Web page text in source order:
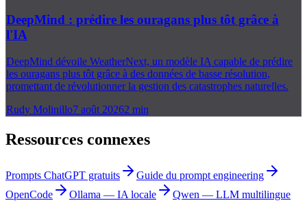
DeepMind : prédire les ouragans plus tôt grâce à
l'IA
DeepMind dévoile WeatherNext, un modèle IA capable de prédire
les ouragans plus tôt grâce à des données de basse résolution,
promettant de révolutionner la gestion des catastrophes naturelles.
Rudy Molinillo7 août 20262 min
Ressources connexes
Prompts ChatGPT gratuits
Guide du prompt engineering
OpenCode
Ollama — IA locale Qwen — LLM multilingue